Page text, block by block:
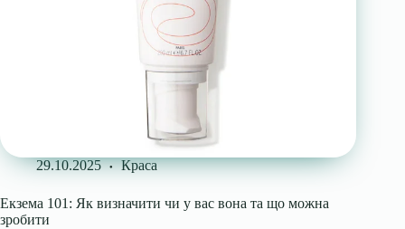
29.10.2025 Краса
Екзема 101: Як визначити чи у вас вона та що можна
зробити